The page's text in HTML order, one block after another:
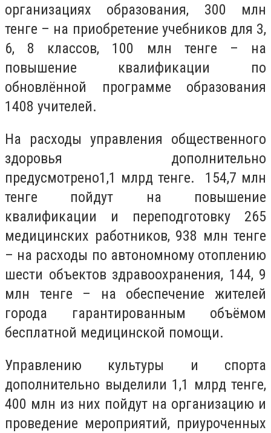
организациях образования, 300 млн
тенге – на приобретение учебников для 3,
6, 8 классов, 100 млн тенге – на
повышение квалификации по
обновлённой программе образования
1408 учителей.
На расходы управления общественного
здоровья дополнительно
предусмотрено1,1 млрд тенге. 154,7 млн
тенге пойдут на повышение
квалификации и переподготовку 265
медицинских работников, 938 млн тенге
– на расходы по автономному отоплению
шести объектов здравоохранения, 144, 9
млн тенге – на обеспечение жителей
города гарантированным объёмом
бесплатной медицинской помощи.
Управлению культуры и спорта
дополнительно выделили 1,1 млрд тенге,
400 млн из них пойдут на организацию и
проведение мероприятий, приуроченных